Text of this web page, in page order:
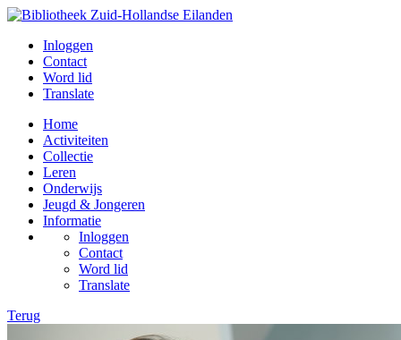
Inloggen
Contact
Word lid
Translate
Home
Activiteiten
Collectie
Leren
Onderwijs
Jeugd & Jongeren
Informatie
Inloggen
Contact
Word lid
Translate
Terug